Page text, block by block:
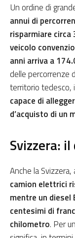
Un ordine di
annui di
risparmiare
veicolo
anni arriva a
delle percorrenze
territorio tedesco,
capace di
d’acquisto di un
Svizzera:
Anche la
camion elettrici
mentre un
centesimi di
chilometro. Per